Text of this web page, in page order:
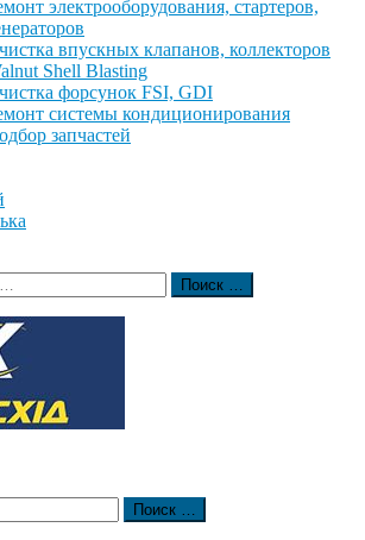
электрооборудования, стартеров,
впускных клапанов, коллекторов
Shell Blasting
форсунок FSI, GDI
системы кондиционирования
запчастей
Поиск …
Поиск …